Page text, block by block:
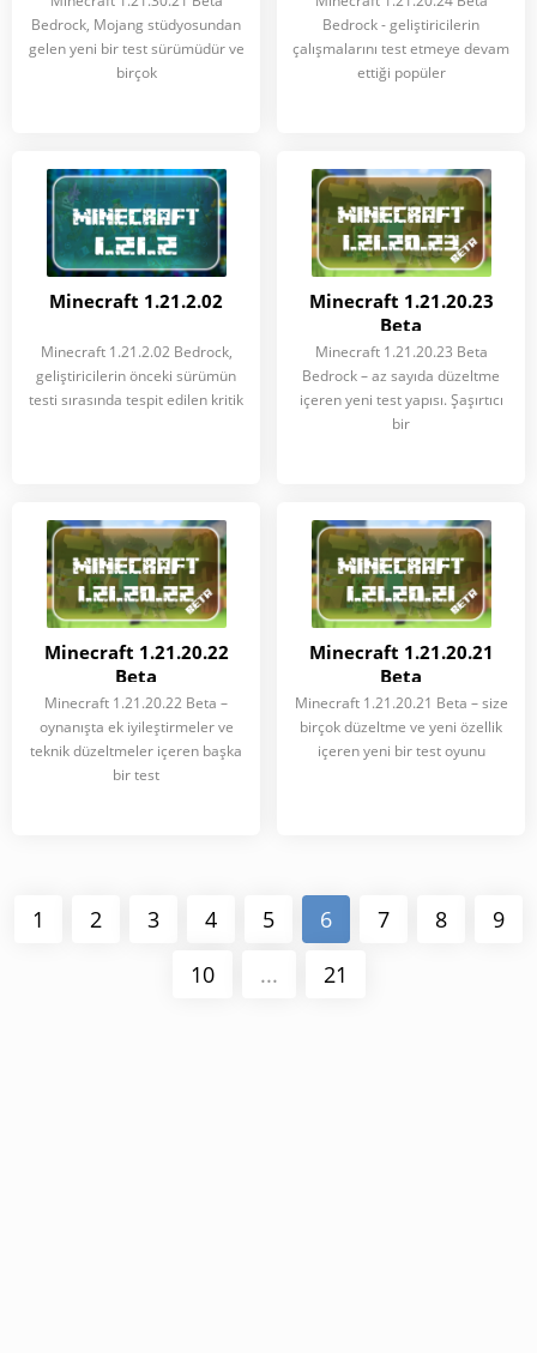
Bedrock, Mojang stüdyosundan
gelen yeni bir test sürümüdür ve
birçok
Bedrock - geliştiricilerin
çalışmalarını test etmeye devam
ettiği popüler
Minecraft 1.21.2.02
Minecraft 1.21.2.02 Bedrock,
geliştiricilerin önceki sürümün
testi sırasında tespit edilen kritik
Minecraft 1.21.20.23
Beta
Minecraft 1.21.20.23 Beta
Bedrock – az sayıda düzeltme
içeren yeni test yapısı. Şaşırtıcı
bir
Minecraft 1.21.20.22
Beta
Minecraft 1.21.20.22 Beta –
oynanışta ek iyileştirmeler ve
teknik düzeltmeler içeren başka
bir test
Minecraft 1.21.20.21
Beta
Minecraft 1.21.20.21 Beta – size
birçok düzeltme ve yeni özellik
içeren yeni bir test oyunu
1 2 3 4 5 6 7 8
9
10
... 21